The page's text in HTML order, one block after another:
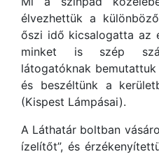
élvezhettük a
őszi idő kicsalogatta az
minket is szép
látogatóknak bemutattuk
és beszéltünk a
(Kispest Lámpásai).
A Láthatár boltban
ízelítőt”, és